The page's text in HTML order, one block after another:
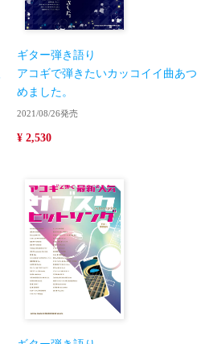
ギター弾き語り
アコギで弾きたいカッコイイ曲あつ
めました。
2021/08/26発売
¥ 2,530